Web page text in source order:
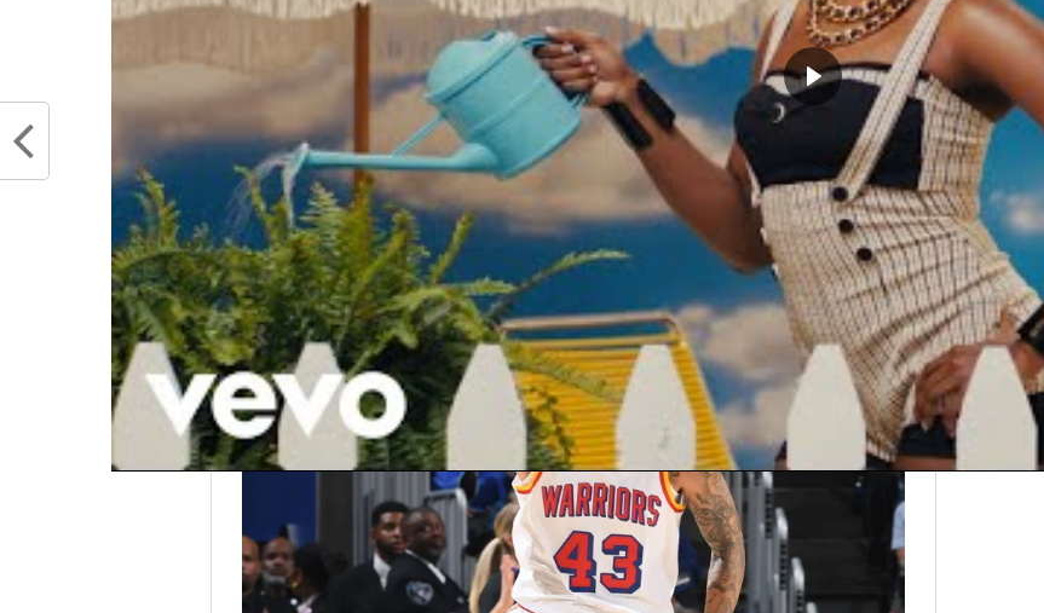
un miracle cajun ou acter la future migration des oiseaux vers le Nord-Ouest ?
Et si, dans quelques années, le logo des Pelicans trônait fièrement à
côté de la Space Needle ? Rien n’est encore acté, mais la NBA
n’attend pas les retardataires. Si Zion Williamson ne devient pas
(enfin) ce qu’on attend de lui, et si les fans de New Orleans ne se
réveillent pas la migration pourrait bien devenir inévitable. Au fond,
qui versera une larme hors de Louisiane ?